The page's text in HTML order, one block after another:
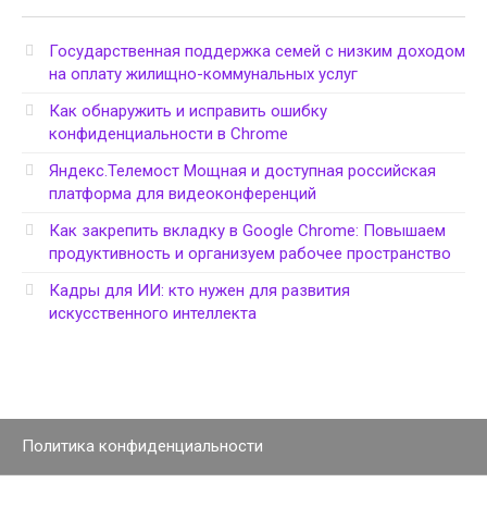
Государственная поддержка семей с низким доходом
на оплату жилищно-коммунальных услуг
Как обнаружить и исправить ошибку
конфиденциальности в Chrome
Яндекс.Телемост Мощная и доступная российская
платформа для видеоконференций
Как закрепить вкладку в Google Chrome: Повышаем
продуктивность и организуем рабочее пространство
Кадры для ИИ: кто нужен для развития
искусственного интеллекта
Политика конфиденциальности